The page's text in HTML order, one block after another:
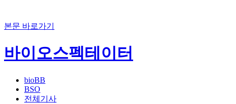
본문 바로가기
바이오스펙테이터
bioBB
BSO
전체기사